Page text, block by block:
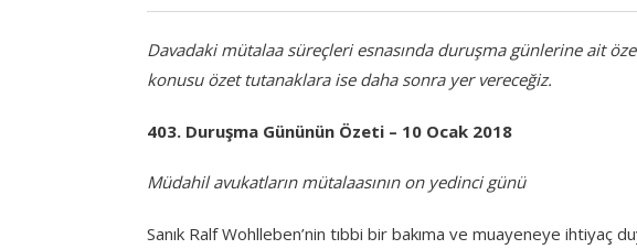
Davadaki mütalaa süreçleri esnasında duruşma günlerine ait
konusu özet tutanaklara ise daha sonra yer vereceğiz.
403. Duruşma Gününün Özeti – 10 Ocak 2018
Müdahil avukatların mütalaasının on yedinci günü
Sanık Ralf Wohlleben’nin tıbbi bir bakıma ve muayeneye ihtiyaç